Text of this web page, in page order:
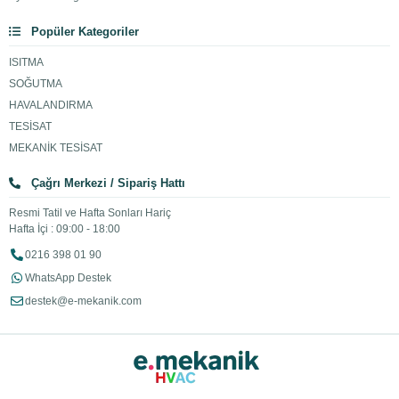
Popüler Kategoriler
ISITMA
SOĞUTMA
HAVALANDIRMA
TESİSAT
MEKANİK TESİSAT
Çağrı Merkezi / Sipariş Hattı
Resmi Tatil ve Hafta Sonları Hariç
Hafta İçi : 09:00 - 18:00
0216 398 01 90
WhatsApp Destek
destek@e-mekanik.com